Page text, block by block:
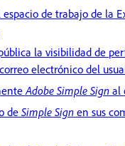
de trabajo de la
la visibilidad de
electrónico del
Adobe Simple Sign al
deSimple Sign en sus